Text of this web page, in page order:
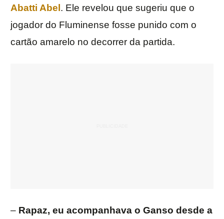
Abatti Abel . Ele revelou que sugeriu que o
jogador do Fluminense fosse punido com o
cartão amarelo no decorrer da partida.
– Rapaz, eu acompanhava o Ganso desde a